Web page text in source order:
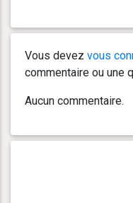
Vous devez vous
commentaire ou une
Aucun commentaire.